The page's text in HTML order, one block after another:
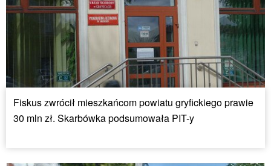
Fiskus zwrócił mieszkańcom powiatu gryfickiego prawie
30 mln zł. Skarbówka podsumowała PIT-y